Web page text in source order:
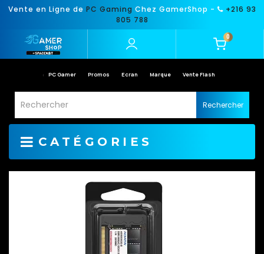
Vente en Ligne de PC Gaming Chez GamerShop -
+216 93
805 788
0
PC Gamer Promos Ecran Marque Vente Flash
Rechercher
CATÉGORIES